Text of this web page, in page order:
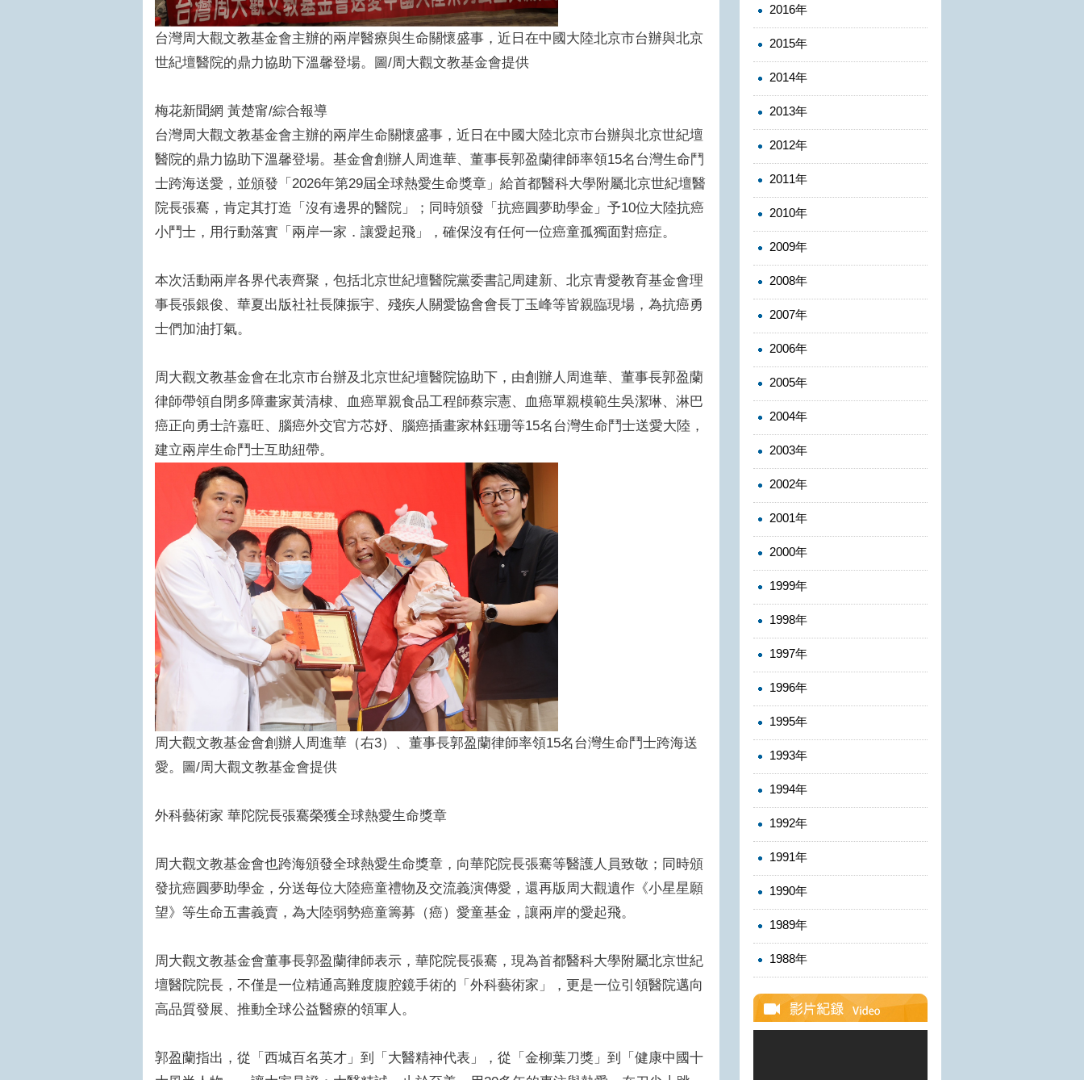
台灣周大觀文教基金會主辦的兩岸醫療與生命關懷盛事，近日在中國大陸北京市台辦與北京
世紀壇醫院的鼎力協助下溫馨登場。圖/周大觀文教基金會提供
梅花新聞網 黃楚甯/綜合報導
台灣周大觀文教基金會主辦的兩岸生命關懷盛事，近日在中國大陸北京市台辦與北京世紀壇
醫院的鼎力協助下溫馨登場。基金會創辦人周進華、董事長郭盈蘭律師率領15名台灣生命鬥
士跨海送愛，並頒發「2026年第29屆全球熱愛生命獎章」給首都醫科大學附屬北京世紀壇醫
院長張騫，肯定其打造「沒有邊界的醫院」；同時頒發「抗癌圓夢助學金」予10位大陸抗癌
小鬥士，用行動落實「兩岸一家．讓愛起飛」，確保沒有任何一位癌童孤獨面對癌症。
本次活動兩岸各界代表齊聚，包括北京世紀壇醫院黨委書記周建新、北京青愛教育基金會理
事長張銀俊、華夏出版社社長陳振宇、殘疾人關愛協會會長丁玉峰等皆親臨現場，為抗癌勇
士們加油打氣。
周大觀文教基金會在北京市台辦及北京世紀壇醫院協助下，由創辦人周進華、董事長郭盈蘭
律師帶領自閉多障畫家黃清棣、血癌單親食品工程師蔡宗憲、血癌單親模範生吳潔琳、淋巴
癌正向勇士許嘉旺、腦癌外交官方芯妤、腦癌插畫家林鈺珊等15名台灣生命鬥士送愛大陸，
建立兩岸生命鬥士互助紐帶。
周大觀文教基金會創辦人周進華（右3）、董事長郭盈蘭律師率領15名台灣生命鬥士跨海送
愛。圖/周大觀文教基金會提供
外科藝術家 華陀院長張騫榮獲全球熱愛生命獎章
周大觀文教基金會也跨海頒發全球熱愛生命獎章，向華陀院長張騫等醫護人員致敬；同時頒
發抗癌圓夢助學金，分送每位大陸癌童禮物及交流義演傳愛，還再版周大觀遺作《小星星願
望》等生命五書義賣，為大陸弱勢癌童籌募（癌）愛童基金，讓兩岸的愛起飛。
周大觀文教基金會董事長郭盈蘭律師表示，華陀院長張騫，現為首都醫科大學附屬北京世紀
壇醫院院長，不僅是一位精通高難度腹腔鏡手術的「外科藝術家」，更是一位引領醫院邁向
高品質發展、推動全球公益醫療的領軍人。
郭盈蘭指出，從「西城百名英才」到「大醫精神代表」，從「金柳葉刀獎」到「健康中國十
2016年
2015年
2014年
2013年
2012年
2011年
2010年
2009年
2008年
2007年
2006年
2005年
2004年
2003年
2002年
2001年
2000年
1999年
1998年
1997年
1996年
1995年
1993年
1994年
1992年
1991年
1990年
1989年
1988年